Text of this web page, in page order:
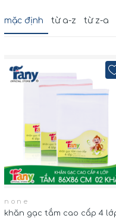
mặc định từ a-z từ z-a
none
khăn gạc tắm cao cấp 4